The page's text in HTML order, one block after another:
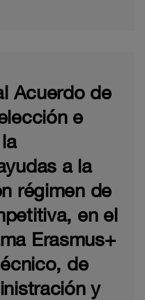
Acuerdo de
e
a la
régimen de
en el
Erasmus+
de
y